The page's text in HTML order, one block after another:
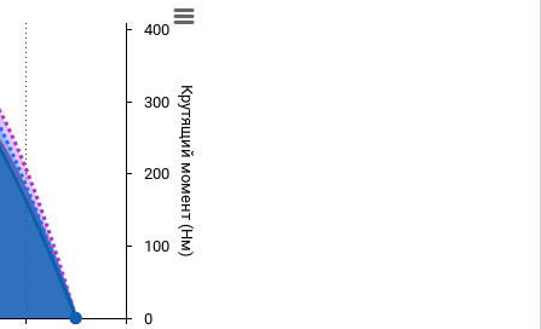
Крутящий момент (Нм)
0
100
200
300
400